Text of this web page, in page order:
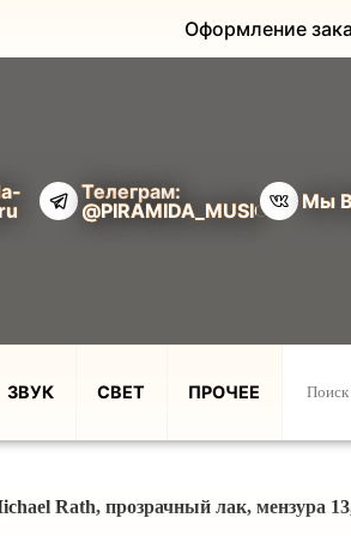
Оформление
Телеграм:
@PIRAMIDA_MUSIC
Мы
ЗВУК СВЕТ ПРОЧЕЕ
Rath, прозрачный лак, мензура